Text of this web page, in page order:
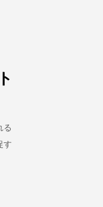
る
す